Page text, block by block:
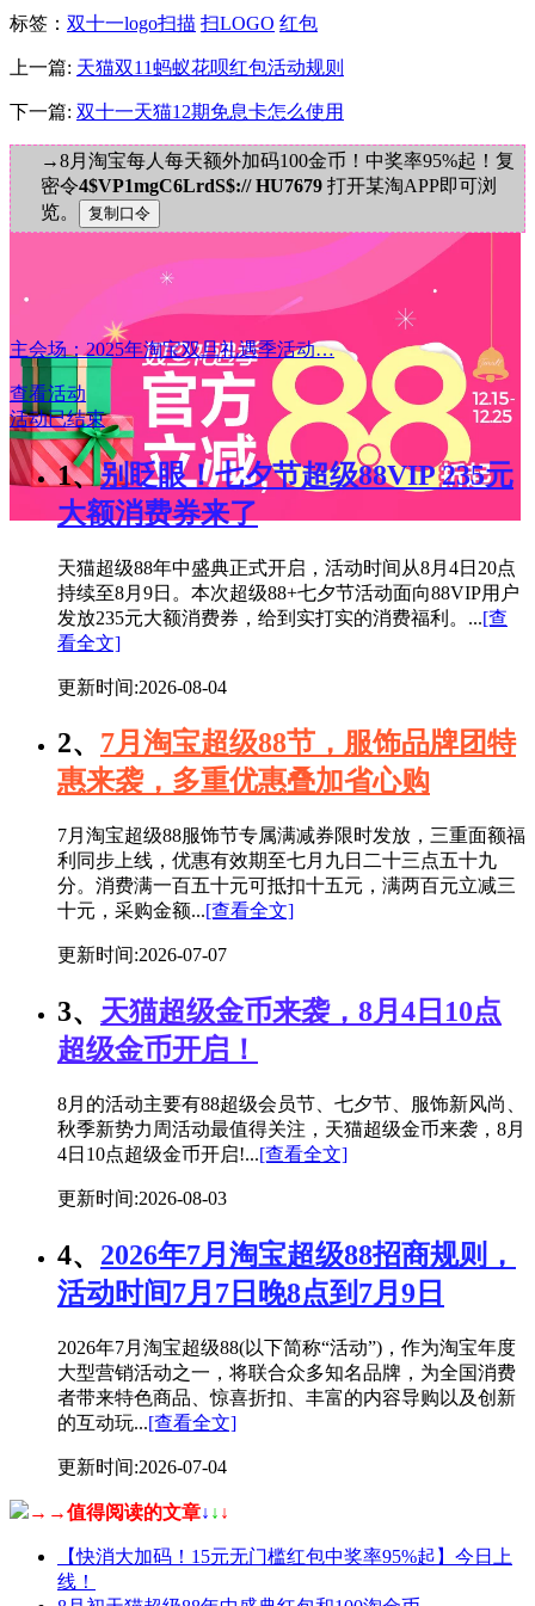
标签 ： 双十一logo扫描 扫LOGO 红包
上一篇: 天猫双11蚂蚁花呗红包活动规则
下一篇: 双十一天猫12期免息卡怎么使用
→8月淘宝每人每天额外加码100金币！中奖率95%起！复
密令4$VP1mgC6LrdS$:// HU7679 打开某淘APP即可浏
览。
主会场：2025年淘宝双旦礼遇季活动…
查看活动
活动已结束
1、 别眨眼！七夕节超级88VIP 235元
大额消费券来了
天猫超级88年中盛典正式开启，活动时间从8月4日20点
持续至8月9日。本次超级88+七夕节活动面向88VIP用户
发放235元大额消费券，给到实打实的消费福利。...[查
看全文]
更新时间:2026-08-04
2、 7月淘宝超级88节，服饰品牌团特
惠来袭，多重优惠叠加省心购
7月淘宝超级88服饰节专属满减券限时发放，三重面额福
利同步上线，优惠有效期至七月九日二十三点五十九
分。消费满一百五十元可抵扣十五元，满两百元立减三
十元，采购金额...[查看全文]
更新时间:2026-07-07
3、 天猫超级金币来袭，8月4日10点
超级金币开启！
8月的活动主要有88超级会员节、七夕节、服饰新风尚、
秋季新势力周活动最值得关注，天猫超级金币来袭，8月
4日10点超级金币开启!...[查看全文]
更新时间:2026-08-03
4、 2026年7月淘宝超级88招商规则，
活动时间7月7日晚8点到7月9日
2026年7月淘宝超级88(以下简称“活动”)，作为淘宝年度
大型营销活动之一，将联合众多知名品牌，为全国消费
者带来特色商品、惊喜折扣、丰富的内容导购以及创新
的互动玩...[查看全文]
更新时间:2026-07-04
→→值得阅读的文章↓ ↓ ↓
【快消大加码！15元无门槛红包中奖率95%起】今日上
线！